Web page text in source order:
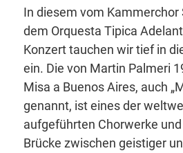
In diesem vom Kammerchor
dem Orquesta Tipica
Konzert tauchen wir tief in
ein. Die von Martin Palmeri
Misa a Buenos Aires, auch
genannt, ist eines der
aufgeführten Chorwerke
Brücke zwischen geistiger